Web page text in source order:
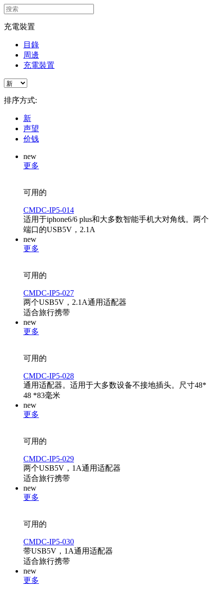
充電裝置
目錄
周邊
充電裝置
排序方式:
新
声望
价钱
new
更多
可用的
CMDC-IP5-014
适用于iphone6/6 plus和大多数智能手机大对角线。两个
端口的USB5V，2.1A
new
更多
可用的
CMDC-IP5-027
两个USB5V，2.1A通用适配器
适合旅行携带
new
更多
可用的
CMDC-IP5-028
通用适配器。适用于大多数设备不接地插头。尺寸48*
48 *83毫米
new
更多
可用的
CMDC-IP5-029
两个USB5V，1A通用适配器
适合旅行携带
new
更多
可用的
CMDC-IP5-030
带USB5V，1A通用适配器
适合旅行携带
new
更多